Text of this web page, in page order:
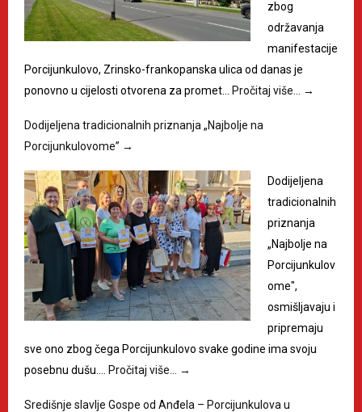
zbog
održavanja
manifestacije
Porcijunkulovo, Zrinsko-frankopanska ulica od danas je
ponovno u cijelosti otvorena za promet…
Pročitaj više… →
Dodijeljena tradicionalnih priznanja „Najbolje na
Porcijunkulovome” →
Dodijeljena
tradicionalnih
priznanja
„Najbolje na
Porcijunkulov
ome",
osmišljavaju i
pripremaju
sve ono zbog čega Porcijunkulovo svake godine ima svoju
posebnu dušu.…
Pročitaj više… →
Središnje slavlje Gospe od Anđela – Porcijunkulova u